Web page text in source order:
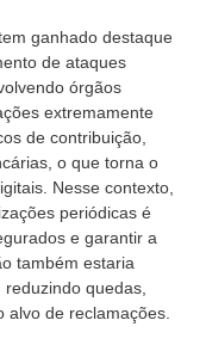
ganhado destaque
de ataques
órgãos
extremamente
de contribuição,
o que torna o
Nesse contexto,
periódicas é
e garantir a
também estaria
quedas,
de reclamações.